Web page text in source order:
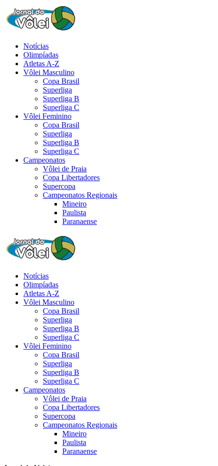
Notícias
Olimpíadas
Atletas A-Z
Vôlei Masculino
Copa Brasil
Superliga
Superliga B
Superliga C
Vôlei Feminino
Copa Brasil
Superliga
Superliga B
Superliga C
Campeonatos
Vôlei de Praia
Copa Libertadores
Supercopa
Campeonatos Regionais
Mineiro
Paulista
Paranaense
Notícias
Olimpíadas
Atletas A-Z
Vôlei Masculino
Copa Brasil
Superliga
Superliga B
Superliga C
Vôlei Feminino
Copa Brasil
Superliga
Superliga B
Superliga C
Campeonatos
Vôlei de Praia
Copa Libertadores
Supercopa
Campeonatos Regionais
Mineiro
Paulista
Paranaense